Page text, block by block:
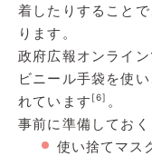
着したりすること
ります。
政府広報オンライ
ビニール手袋を使
れています [6] 。
事前に準備してお
使い捨てマス